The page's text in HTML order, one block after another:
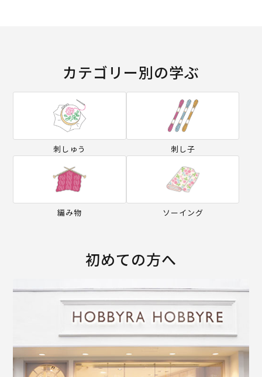
カテゴリー別の学ぶ
刺しゅう 刺し子
編み物 ソーイング
初めての方へ